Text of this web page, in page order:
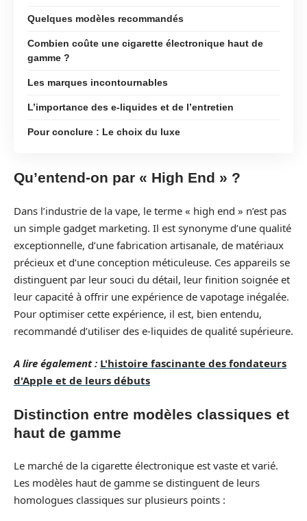
Quelques modèles recommandés
Combien coûte une cigarette électronique haut de
gamme ?
Les marques incontournables
L’importance des e-liquides et de l’entretien
Pour conclure : Le choix du luxe
Qu’entend-on par « High End » ?
Dans l’industrie de la vape, le terme « high end » n’est pas
un simple gadget marketing. Il est synonyme d’une qualité
exceptionnelle, d’une fabrication artisanale, de matériaux
précieux et d’une conception méticuleuse. Ces appareils se
distinguent par leur souci du détail, leur finition soignée et
leur capacité à offrir une expérience de vapotage inégalée.
Pour optimiser cette expérience, il est, bien entendu,
recommandé d’utiliser des e-liquides de qualité supérieure.
A lire également : L'histoire fascinante des fondateurs
d'Apple et de leurs débuts
Distinction entre modèles classiques et
haut de gamme
Le marché de la cigarette électronique est vaste et varié.
Les modèles haut de gamme se distinguent de leurs
homologues classiques sur plusieurs points :